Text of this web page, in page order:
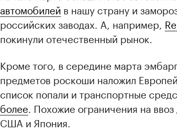
автомобилей в нашу страну и
российских заводах. А, например,
покинули отечественный рынок.
Кроме того, в середине марта
предметов роскоши наложил
список попали и транспортные
более . Похожие ограничения на
США и Япония.